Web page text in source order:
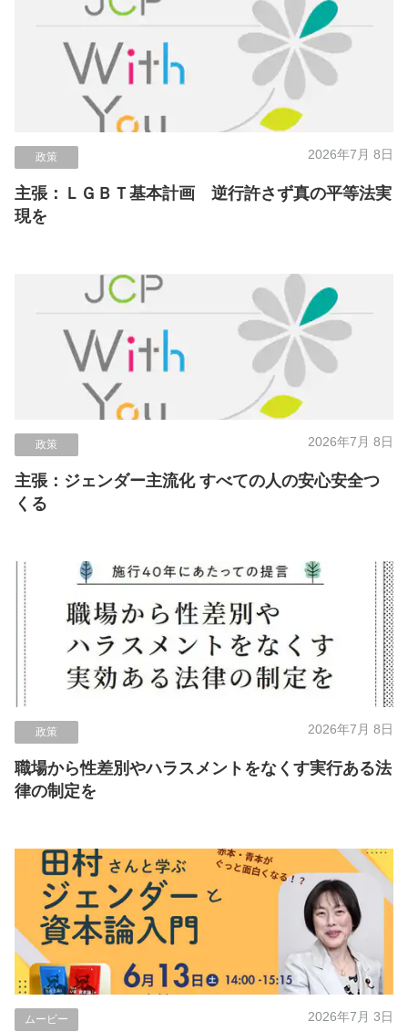
政策 2026年7月 8日
主張：ＬＧＢＴ基本計画 逆行許さず真の平等法実
現を
政策 2026年7月 8日
主張：ジェンダー主流化 すべての人の安心安全つ
くる
政策 2026年7月 8日
職場から性差別やハラスメントをなくす実行ある法
律の制定を
ムービー 2026年7月 3日